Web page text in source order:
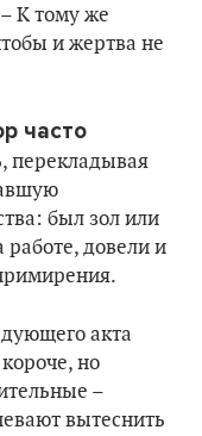
К тому же
и жертва не
часто
, перекладывая
был зол или
довели и
акта
но
–
вытеснить